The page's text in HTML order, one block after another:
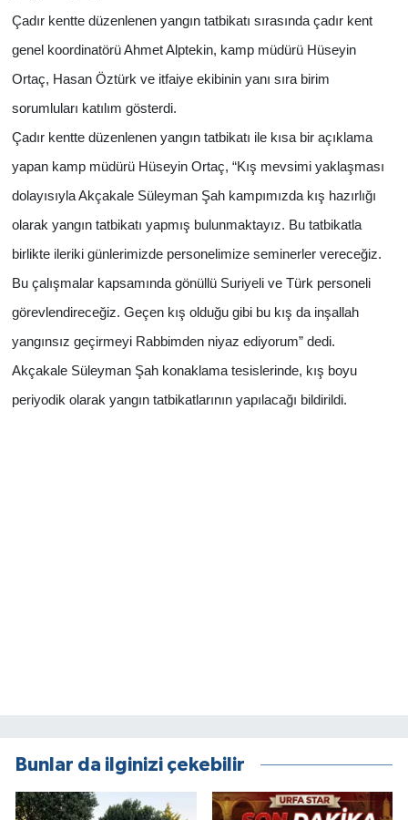
Çadır kentte düzenlenen yangın tatbikatı sırasında çadır kent
genel koordinatörü Ahmet Alptekin, kamp müdürü Hüseyin
Ortaç, Hasan Öztürk ve itfaiye ekibinin yanı sıra birim
sorumluları katılım gösterdi.
Çadır kentte düzenlenen yangın tatbikatı ile kısa bir açıklama
yapan kamp müdürü Hüseyin Ortaç, “Kış mevsimi yaklaşması
dolayısıyla Akçakale Süleyman Şah kampımızda kış hazırlığı
olarak yangın tatbikatı yapmış bulunmaktayız. Bu tatbikatla
birlikte ileriki günlerimizde personelimize seminerler vereceğiz.
Bu çalışmalar kapsamında gönüllü Suriyeli ve Türk personeli
görevlendireceğiz. Geçen kış olduğu gibi bu kış da inşallah
yangınsız geçirmeyi Rabbimden niyaz ediyorum” dedi.
Akçakale Süleyman Şah konaklama tesislerinde, kış boyu
periyodik olarak yangın tatbikatlarının yapılacağı bildirildi.
Bunlar da ilginizi çekebilir